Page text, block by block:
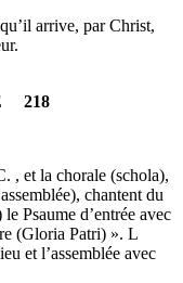
arrive, par Christ,
218
, et la chorale (schola),
chantent du
Psaume d’entrée avec
(Gloria Patri) ». L
et l’assemblée avec